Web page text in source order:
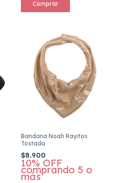
Bandana Noah Rayitos
Tostada
$8.900
10% OFF
comprando 5 o
más